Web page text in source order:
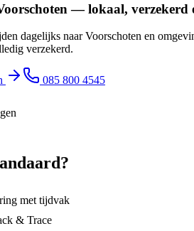
— lokaal, verzekerd
dagelijks naar Voorschoten en
verzekerd.
085 800 4545
met tijdvak
& Trace